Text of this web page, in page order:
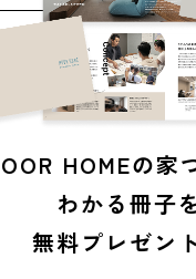
HOMEの家
わかる冊子
無料プレゼン